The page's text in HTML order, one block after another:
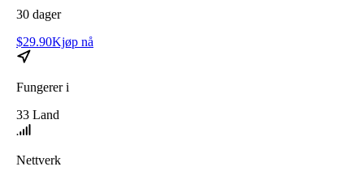
30 dager
$29.90Kjøp nå
Fungerer i
33 Land
Nettverk